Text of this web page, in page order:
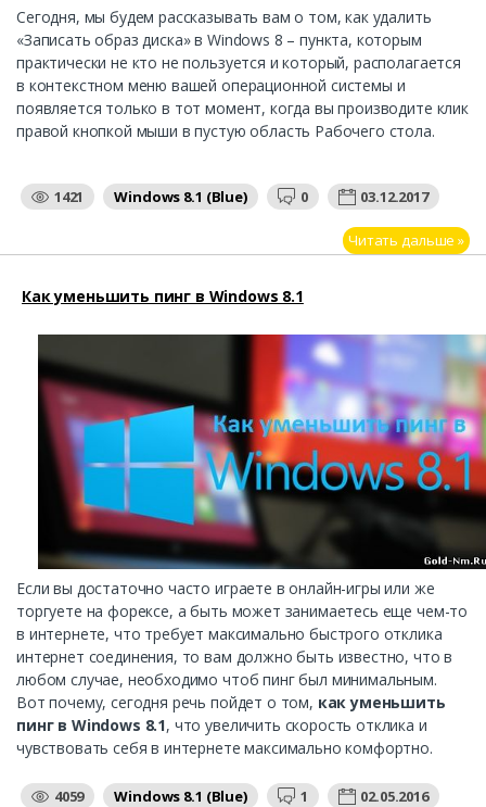
Сегодня, мы будем рассказывать вам о том, как удалить
«Записать образ диска» в Windows 8 – пункта, которым
практически не кто не пользуется и который, располагается
в контекстном меню вашей операционной системы и
появляется только в тот момент, когда вы производите клик
правой кнопкой мыши в пустую область Рабочего стола.
1421 Windows 8.1 (Blue) 0 03.12.2017
Читать дальше »
Как уменьшить пинг в Windows 8.1
Если вы достаточно часто играете в онлайн-игры или же
торгуете на форексе, а быть может занимаетесь еще чем-то
в интернете, что требует максимально быстрого отклика
интернет соединения, то вам должно быть известно, что в
любом случае, необходимо чтоб пинг был минимальным.
Вот почему, сегодня речь пойдет о том, как уменьшить
пинг в Windows 8.1, что увеличить скорость отклика и
чувствовать себя в интернете максимально комфортно.
4059 Windows 8.1 (Blue) 1 02.05.2016